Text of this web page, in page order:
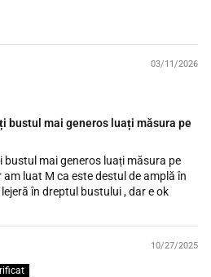
03/11/2026
bustul mai generos luați măsura pe
bustul mai generos luați măsura pe
luat M ca este destul de amplă în
în dreptul bustului , dar e ok
10/27/2025